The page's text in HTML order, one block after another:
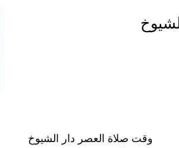
وقت صلاة العصر دار الشيوخ